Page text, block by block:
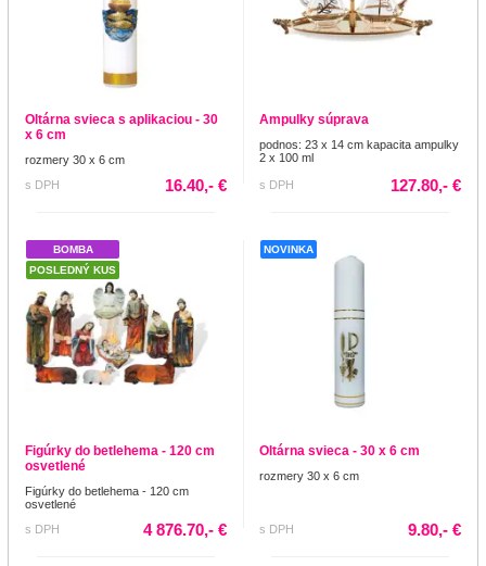
Oltárna svieca s aplikaciou - 30
x 6 cm
rozmery 30 x 6 cm
s DPH
16.40,- €
Ampulky súprava
podnos: 23 x 14 cm kapacita ampulky
2 x 100 ml
s DPH 127.80,- €
BOMBA
POSLEDNÝ KUS
Figúrky do betlehema - 120 cm
osvetlené
Figúrky do betlehema - 120 cm
osvetlené
s DPH
4 876.70,- €
NOVINKA
Oltárna svieca - 30 x 6 cm
rozmery 30 x 6 cm
s DPH 9.80,- €